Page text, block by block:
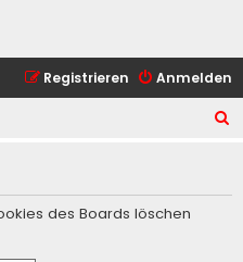
Anmelden
Registrieren
h
des Boards löschen